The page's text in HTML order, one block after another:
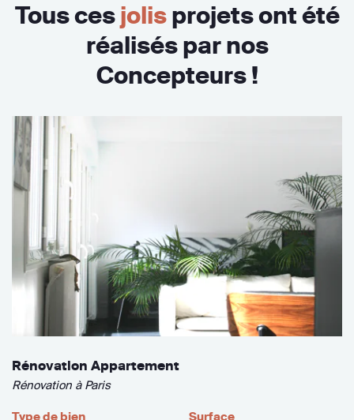
Tous cesjolisprojets ont été
réalisés par nos
Concepteurs !
Rénovation Appartement
Rénovation à Paris
Type de bien
Surface